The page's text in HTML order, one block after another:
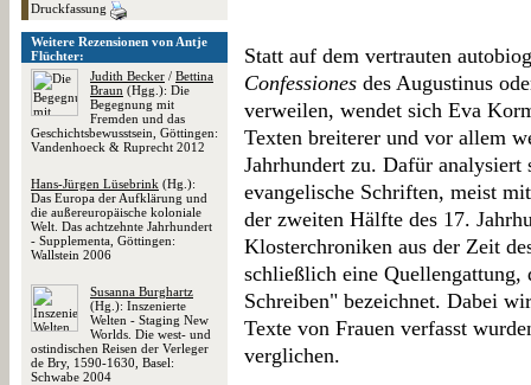
Druckfassung
Weitere Rezensionen von Antje
Flüchter:
Judith Becker / Bettina
Braun (Hgg.): Die
Begegnung mit
Fremden und das
Geschichtsbewusstsein, Göttingen:
Vandenhoeck & Ruprecht 2012
Hans-Jürgen Lüsebrink (Hg.):
Das Europa der Aufklärung und
die außereuropäische koloniale
Welt. Das achtzehnte Jahrhundert
- Supplementa, Göttingen:
Wallstein 2006
Susanna Burghartz
(Hg.): Inszenierte
Welten - Staging New
Worlds. Die west- und
ostindischen Reisen der Verleger
de Bry, 1590-1630, Basel:
Schwabe 2004
Statt auf dem vertrauten
Confessiones des Augustinus
verweilen, wendet sich Eva
Texten breiterer und vor allem
Jahrhundert zu. Dafür
evangelische Schriften, meist
der zweiten Hälfte des 17.
Klosterchroniken aus der Zeit
schließlich eine
Schreiben" bezeichnet. Dabei
Texte von Frauen verfasst
verglichen.